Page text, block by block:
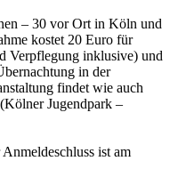
– 30 vor Ort in Köln und
kostet 20 Euro für
Verpflegung inklusive) und
in der
findet wie auch
(Kölner Jugendpark –
ist am